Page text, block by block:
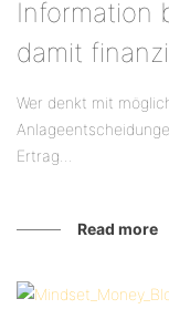
Information
damit
Wer denkt mit
Ertrag...
Read more